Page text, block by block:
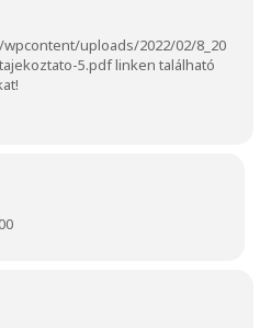
uploads/2022/02/8_20
5.pdflinken található